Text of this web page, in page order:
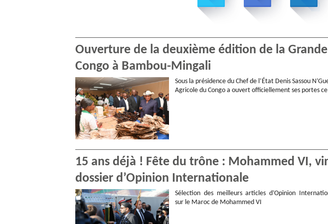
Ouverture de la deuxième édition de la
Congo à Bambou-Mingali
Sous la présidence du Chef de l’État Denis Sassou
Agricole du Congo a ouvert officiellement ses portes
15 ans déjà ! Fête du trône : Mohammed VI,
dossier d’Opinion Internationale
Sélection des meilleurs articles d’Opinion
sur le Maroc de Mohammed VI